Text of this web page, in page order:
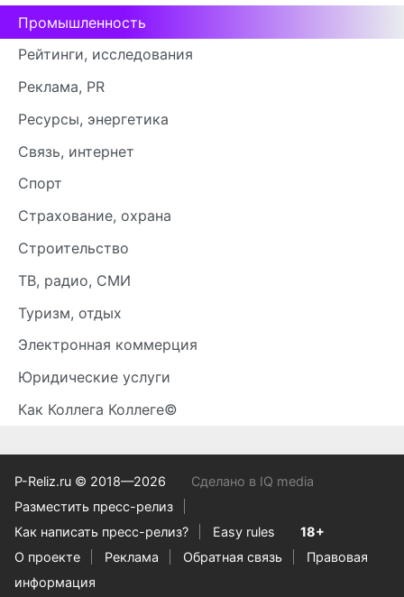
Промышленность
Рейтинги, исследования
Реклама, PR
Ресурсы, энергетика
Связь, интернет
Спорт
Страхование, охрана
Строительство
ТВ, радио, СМИ
Туризм, отдых
Электронная коммерция
Юридические услуги
Как Коллега Коллеге©
P-Reliz.ru © 2018—2026
Сделано в IQ media
Разместить пресс-релиз
Как написать пресс-релиз?
Easy rules
18+
О проекте
Реклама Обратная связь
Правовая
информация